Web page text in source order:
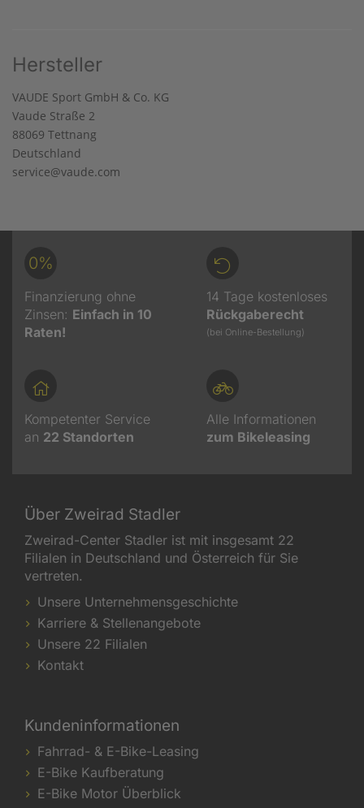
Hersteller
VAUDE Sport GmbH & Co. KG
Vaude Straße 2
88069 Tettnang
Deutschland
service@vaude.com
0%
Finanzierung ohne
Zinsen: Einfach in 10
Raten!
14 Tage kostenloses
Rückgaberecht
(bei Online-Bestellung)
Kompetenter Service
an 22 Standorten
Alle Informationen
zum Bikeleasing
Über Zweirad Stadler
Zweirad-Center Stadler ist mit insgesamt 22
Filialen in Deutschland und Österreich für Sie
vertreten.
Unsere Unternehmensgeschichte
Karriere & Stellenangebote
Unsere 22 Filialen
Kontakt
Kundeninformationen
Fahrrad- & E-Bike-Leasing
E-Bike Kaufberatung
E-Bike Motor Überblick